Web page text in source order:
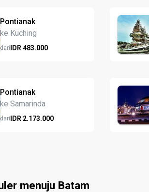
Pontianak
ke Kuching
dariIDR 483.000
Pontianak
ke Samarinda
dariIDR 2.173.000
menuju Batam